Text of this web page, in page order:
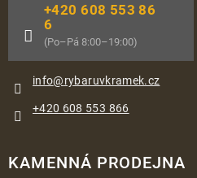
info@rybaruvkramek.cz
+420 608 553 86
6
(Po–Pá 8:00–19:00)
+420 608 553 866
KAMENNÁ PRODEJNA